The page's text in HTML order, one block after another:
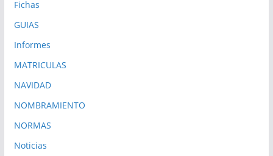
Fichas
GUIAS
Informes
MATRICULAS
NAVIDAD
NOMBRAMIENTO
NORMAS
Noticias